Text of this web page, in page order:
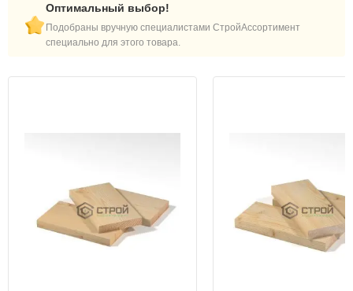
Оптимальный выбор!
Подобраны вручную специалистами СтройАссортимент
специально для этого товара.